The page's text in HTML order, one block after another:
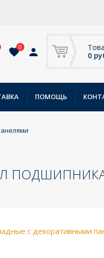
0
0
ПОМОЩЬ
с декоративными